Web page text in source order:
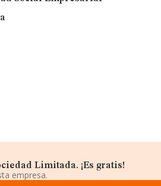
Limitada. ¡Es gratis!
empresa.